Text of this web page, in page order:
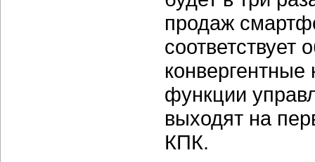
продаж
функции
выходят на
КПК.